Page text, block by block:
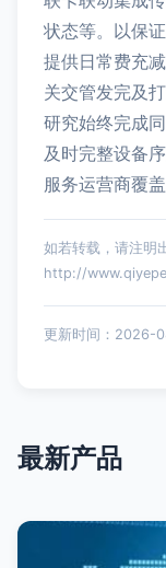
状态等。以保
提供日常费充
关交管发完及
研究始终完成
及时完整设备
服务运营商覆
如若转载，请注明
http://
更新时间：2026-
最新产品